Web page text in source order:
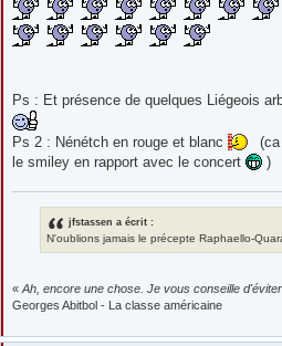
Ps : Et présence de quelques Liégeois
Ps 2 : Nénétch en rouge et blanc
le smiley en rapport avec le concert
)
jfstassen a écrit :
N'oublions jamais le précepte Raphaello-
« Ah, encore une chose. Je vous conseille
Georges Abitbol - La classe américaine